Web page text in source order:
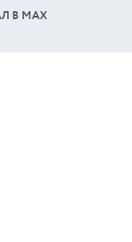
В МАХ